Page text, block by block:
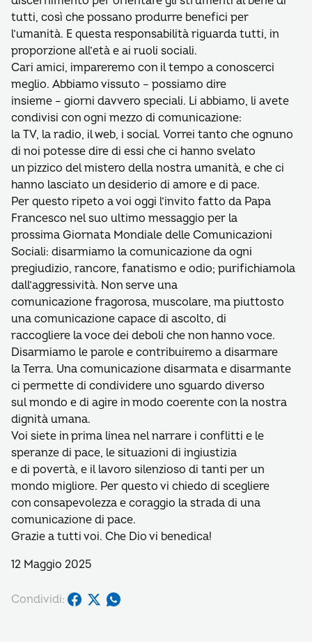
tutti, così che possano produrre benefici per
l’umanità. E questa responsabilità riguarda tutti, in
proporzione all’età e ai ruoli sociali.
Cari amici, impareremo con il tempo a conoscerci
meglio. Abbiamo vissuto – possiamo dire
insieme – giorni davvero speciali. Li abbiamo, li avete
condivisi con ogni mezzo di comunicazione:
la TV, la radio, il web, i social. Vorrei tanto che ognuno
di noi potesse dire di essi che ci hanno svelato
un pizzico del mistero della nostra umanità, e che ci
hanno lasciato un desiderio di amore e di pace.
Per questo ripeto a voi oggi l’invito fatto da Papa
Francesco nel suo ultimo messaggio per la
prossima Giornata Mondiale delle Comunicazioni
Sociali: disarmiamo la comunicazione da ogni
pregiudizio, rancore, fanatismo e odio; purifichiamola
dall’aggressività. Non serve una
comunicazione fragorosa, muscolare, ma piuttosto
una comunicazione capace di ascolto, di
raccogliere la voce dei deboli che non hanno voce.
Disarmiamo le parole e contribuiremo a disarmare
la Terra. Una comunicazione disarmata e disarmante
ci permette di condividere uno sguardo diverso
sul mondo e di agire in modo coerente con la nostra
dignità umana.
Voi siete in prima linea nel narrare i conflitti e le
speranze di pace, le situazioni di ingiustizia
e di povertà, e il lavoro silenzioso di tanti per un
mondo migliore. Per questo vi chiedo di scegliere
con consapevolezza e coraggio la strada di una
comunicazione di pace.
Grazie a tutti voi. Che Dio vi benedica!
12 Maggio 2025
Condividi: